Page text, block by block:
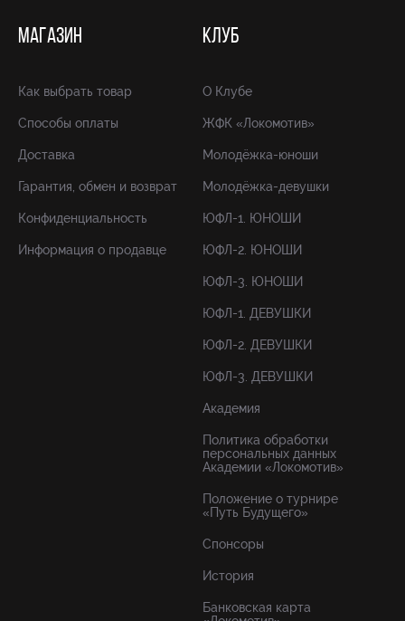
МАГАЗИН
Как выбрать товар
Способы оплаты
Доставка
Гарантия, обмен и возврат
Конфиденциальность
Информация о продавце
КЛУБ
О Клубе
ЖФК «Локомотив»
Молодёжка-юноши
Молодёжка-девушки
ЮФЛ-1. ЮНОШИ
ЮФЛ-2. ЮНОШИ
ЮФЛ-3. ЮНОШИ
ЮФЛ-1. ДЕВУШКИ
ЮФЛ-2. ДЕВУШКИ
ЮФЛ-3. ДЕВУШКИ
Академия
Политика обработки
персональных данных
Академии «Локомотив»
Положение о турнире
«Путь Будущего»
Спонсоры
История
Банковская карта